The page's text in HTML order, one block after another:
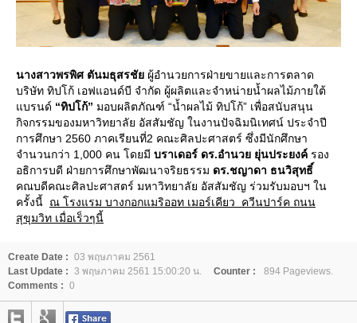
นางสาวพรพิศ ตันมธุสรชั ผู้อำนวยการฝ่ายขายและการตลาด
บริษัท ทิปโก้ เอฟแอนด์บี จำกัด ผู้ผลิตและจำหน่ายน้ำผลไม้ภายใต้
บรนด์ “ทิปโก้” มอบผลิตภัณฑ์ “น้ำผลไม้ ทิปโก้” เพื่อสนับสนุน
กิจกรรมของมหาวิทยาลัย อัสสัมชัญ ในงานปัจฉิมนิเทศน์ ประจำปี
การศึกษา 2560 ภาคเรียนที่2 คณะศิลปะศาสตร์ ซึ่งมีนักศึกษา
จำนวนกว่า 1,000 คน โดยมี บราเดอร์ ดร.อำนวย ยุ่นประยงค์ รอง
อธิการบดี ฝ่ายการศึกษาพัฒนาจริยธรรม ดร.ชญาดา ธนวิสุทธิ์
คณบดีคณะศิลปะศาสตร์ มหาวิทยาลัย อัสสัมชัญ ร่วมรับมอบฯ ใน
ครั้งนี้ ณ โรงแรม บางกอกแมริออท เมอร์เคียว ควีนปาร์ค ถนน
สุขุมวิท เมื่อเร็วๆนี้
Create Date : 03 พฤษภาคม 2561
Last Update : 3 พฤษภาคม 2561 15:00:20 น. Counter :
894 Pageviews.
Comments : 0